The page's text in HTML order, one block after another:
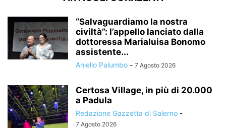
“Salvaguardiamo la nostra
civiltà”: l’appello lanciato dalla
dottoressa Marialuisa Bonomo
assistente...
Aniello Palumbo - 7 Agosto 2026
Certosa Village, in più di 20.000
a Padula
Redazione Gazzetta di Salerno -
7 Agosto 2026